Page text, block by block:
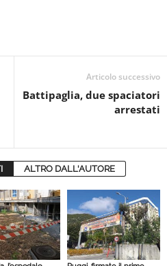
Articolo successivo
Battipaglia, due spaciatori
arrestati
ALTRO DALL'AUTORE